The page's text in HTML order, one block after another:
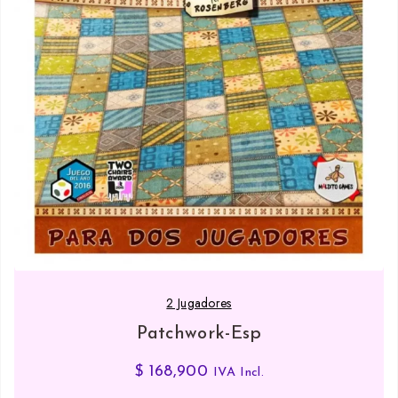
2 Jugadores
Patchwork-Esp
$ 168,900 IVA Incl.